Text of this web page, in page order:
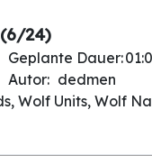
24)
Geplante Dauer:
Autor: dedmen
Wolf Units, Wolf